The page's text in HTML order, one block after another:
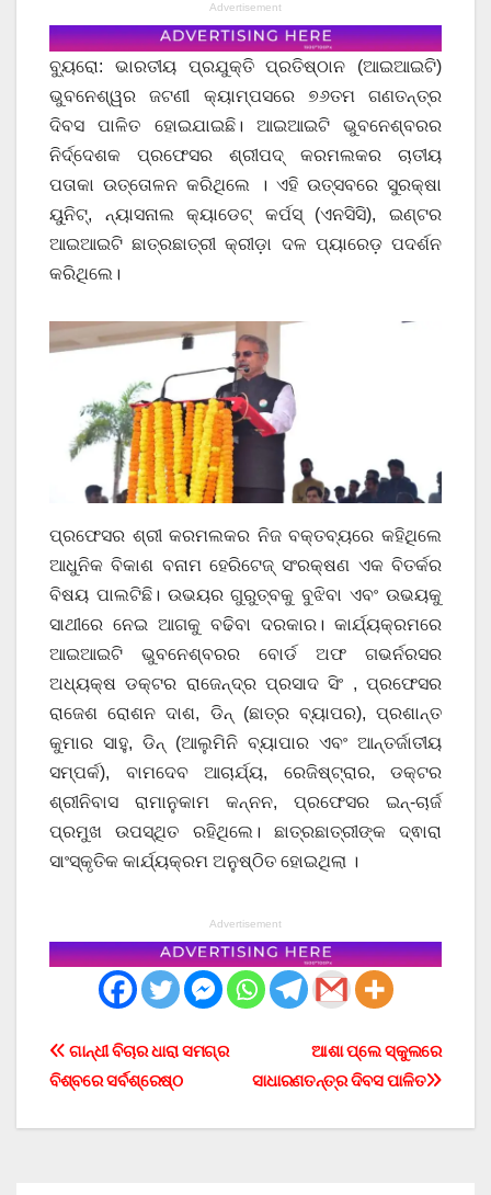
Advertisement
ବ୍ୟୁରୋ: ଭାରତୀୟ ପ୍ରଯୁକ୍ତି ପ୍ରତିଷ୍ଠାନ (ଆଇଆଇଟି)
ଭୁବନେଶ୍ୱର ଜଟଣୀ କ୍ୟାମ୍ପସରେ ୭୬ତମ ଗଣତନ୍ତ୍ର
ଦିବସ ପାଳିତ ହୋଇଯାଇଛି। ଆଇଆଇଟି ଭୁବନେଶ୍ବରର
ନିର୍ଦ୍ଦେଶକ ପ୍ରଫେସର ଶ୍ରୀପଦ୍ କରମଲକର ଚାତୀୟ
ପତାକା ଉତ୍ତୋଳନ କରିଥିଲେ । ଏହି ଉତ୍ସବରେ ସୁରକ୍ଷା
ୟୁନିଟ୍, ନ୍ୟାସନାଲ କ୍ୟାଡେଟ୍ କର୍ପସ୍ (ଏନସିସି), ଇଣ୍ଟର
ଆଇଆଇଟି ଛାତ୍ରଛାତ୍ରୀ କ୍ରୀଡ଼ା ଦଳ ପ୍ୟାରେଡ଼ ପଦର୍ଶନ
କରିଥିଲେ।
ପ୍ରଫେସର ଶ୍ରୀ କରମଲକର ନିଜ ବକ୍ତବ୍ୟରେ କହିଥିଲେ
ଆଧୁନିକ ବିକାଶ ବନାମ ହେରିଟେଜ୍ ସଂରକ୍ଷଣ ଏକ ବିତର୍କର
ବିଷୟ ପାଲଟିଛି। ଉଭୟର ଗୁରୁତ୍ବକୁ ବୁଝିବା ଏବଂ ଉଭୟକୁ
ସାଥୀରେ ନେଇ ଆଗକୁ ବଢିବା ଦରକାର। କାର୍ଯ୍ୟକ୍ରମରେ
ଆଇଆଇଟି ଭୁବନେଶ୍ବରର ବୋର୍ଡ ଅଫ ଗଭର୍ନରସର
ଅଧ୍ୟକ୍ଷ ଡକ୍ଟର ରାଜେନ୍ଦ୍ର ପ୍ରସାଦ ସିଂ , ପ୍ରଫେସର
ରାଜେଶ ରୋଶନ ଦାଶ, ଡିନ୍ (ଛାତ୍ର ବ୍ୟାପର), ପ୍ରଶାନ୍ତ
କୁମାର ସାହୁ, ଡିନ୍ (ଆଲୁମିନି ବ୍ୟାପାର ଏବଂ ଆନ୍ତର୍ଜାତୀୟ
ସମ୍ପର୍କ), ବାମଦେବ ଆଚାର୍ଯ୍ୟ, ରେଜିଷ୍ଟ୍ରାର, ଡକ୍ଟର
ଶ୍ରୀନିବାସ ରାମାନୁକାମ କନ୍ନନ, ପ୍ରଫେସର ଇନ୍-ଚାର୍ଜ
ପ୍ରମୁଖ ଉପସ୍ଥିତ ରହିଥିଲେ। ଛାତ୍ରଛାତ୍ରୀଙ୍କ ଦ୍ଵାରା
ସାଂସ୍କୃତିକ କାର୍ଯ୍ୟକ୍ରମ ଅନୁଷ୍ଠିତ ହୋଇଥିଲା ।
Advertisement
Post
navigation
ଆଶା ପ୍ଲେ ସ୍କୁଲରେ
ସାଧାରଣତନ୍ତ୍ର ଦିବସ ପାଳିତ
ଗାନ୍ଧୀ ବିଚାର ଧାରା ସମଗ୍ର
ବିଶ୍ବରେ ସର୍ବଶ୍ରେଷ୍ଠ